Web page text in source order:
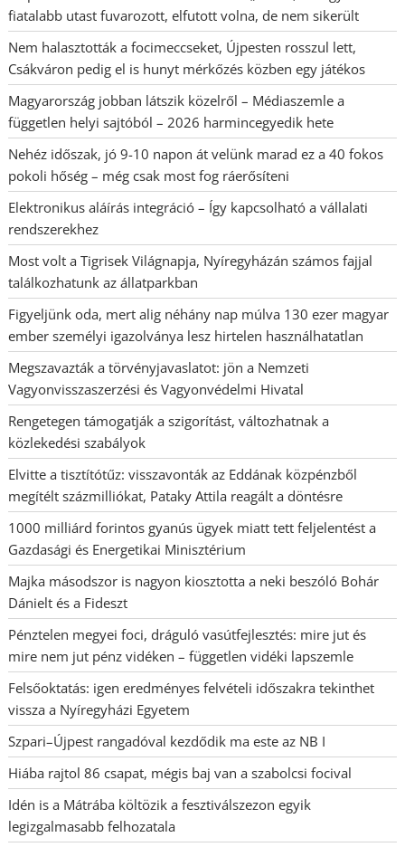
fiatalabb utast fuvarozott, elfutott volna, de nem sikerült
Nem halasztották a focimeccseket, Újpesten rosszul lett,
Csákváron pedig el is hunyt mérkőzés közben egy játékos
Magyarország jobban látszik közelről – Médiaszemle a
független helyi sajtóból – 2026 harmincegyedik hete
Nehéz időszak, jó 9-10 napon át velünk marad ez a 40 fokos
pokoli hőség – még csak most fog ráerősíteni
Elektronikus aláírás integráció – Így kapcsolható a vállalati
rendszerekhez
Most volt a Tigrisek Világnapja, Nyíregyházán számos fajjal
találkozhatunk az állatparkban
Figyeljünk oda, mert alig néhány nap múlva 130 ezer magyar
ember személyi igazolványa lesz hirtelen használhatatlan
Megszavazták a törvényjavaslatot: jön a Nemzeti
Vagyonvisszaszerzési és Vagyonvédelmi Hivatal
Rengetegen támogatják a szigorítást, változhatnak a
közlekedési szabályok
Elvitte a tisztítótűz: visszavonták az Eddának közpénzből
megítélt százmilliókat, Pataky Attila reagált a döntésre
1000 milliárd forintos gyanús ügyek miatt tett feljelentést a
Gazdasági és Energetikai Minisztérium
Majka másodszor is nagyon kiosztotta a neki beszóló Bohár
Dánielt és a Fideszt
Pénztelen megyei foci, dráguló vasútfejlesztés: mire jut és
mire nem jut pénz vidéken – független vidéki lapszemle
Felsőoktatás: igen eredményes felvételi időszakra tekinthet
vissza a Nyíregyházi Egyetem
Szpari–Újpest rangadóval kezdődik ma este az NB I
Hiába rajtol 86 csapat, mégis baj van a szabolcsi focival
Idén is a Mátrába költözik a fesztiválszezon egyik
legizgalmasabb felhozatala